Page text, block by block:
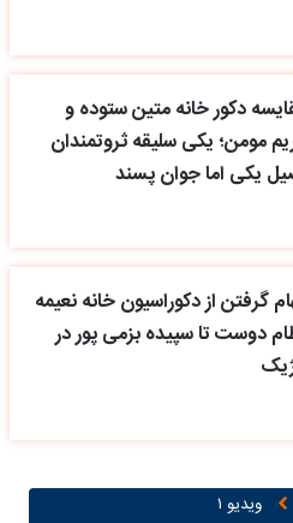
دکور خانه متین ستوده و
مومن؛ یکی سلیقه ثروتمندان
یکی اما جوان پسند
گرفتن از دکوراسیون خانه نعیمه
دوست تا سپیده بزمی پور در
ویدیو ۱